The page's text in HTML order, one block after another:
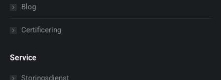
Blog
Certificering
Service
Storingsdienst